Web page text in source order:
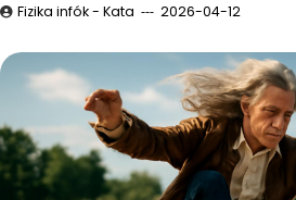
Fizika infók - Kata 2026-04-12